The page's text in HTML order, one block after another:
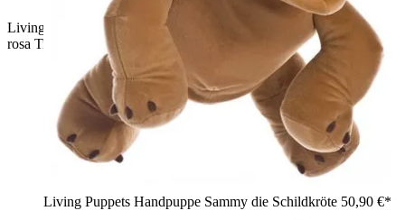
Living Puppets Handpuppe Mirka mit blonden Zöpfchen im
rosa Trenchcoat mit Gürtel, Arme ausgebreitet
Living Puppets Handpuppe Sammy die Schildkröte 50,90 €*